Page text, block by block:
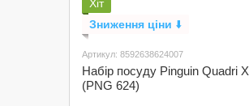
Хіт
Зниження ціни ⬇️
Артикул: 8592638624007
Набір посуду Pinguin Quadri Х
(PNG 624)